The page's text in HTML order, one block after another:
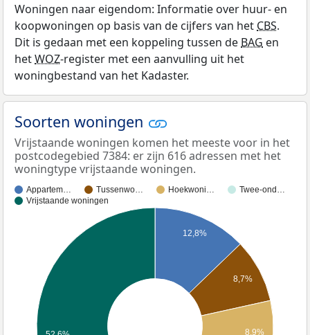
Woningen naar eigendom: Informatie over huur- en
koopwoningen op basis van de cijfers van het CBS.
Dit is gedaan met een koppeling tussen de BAG en
hetWOZ-register met een aanvulling uit het
woningbestand van het Kadaster.
Soorten woningen
Vrijstaande woningen komen het meeste voor in het
postcodegebied 7384: er zijn 616 adressen met het
woningtype vrijstaande woningen.
Appartem… Tussenwo… Hoekwoni…
Twee-ond…
Vrijstaande woningen
12,8%
8,7%
8,9%